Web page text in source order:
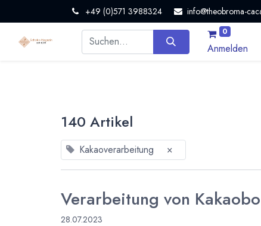
+49 (0)571 3988324 info@theobroma-
0
Anmelden
140 Artikel
Kakaoverarbeitung ×
Verarbeitung von
28.07.2023